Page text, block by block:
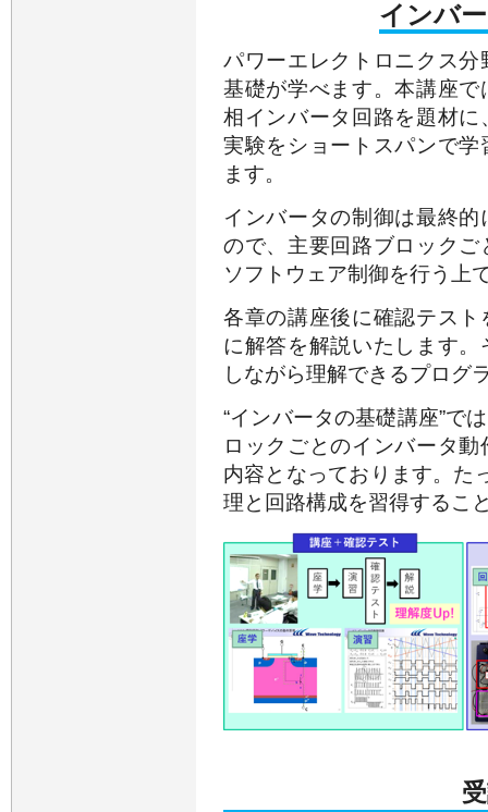
インバ
パワーエレクトロニクス
基礎が学べます。本講座
相インバータ回路を題材
実験をショートスパンで
ます。
インバータの制御は最終
ので、主要回路ブロック
ソフトウェア制御を行う上
各章の講座後に確認テス
に解答を解説いたします
しながら理解できるプログ
“インバータの基礎講座”で
ロックごとのインバータ
内容となっております。た
理と回路構成を習得するこ